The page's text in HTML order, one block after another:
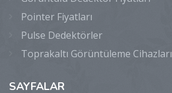
Pointer Fiyatları
Pulse Dedektörler
Toprakaltı Görüntüleme Cihazları
SAYFALAR